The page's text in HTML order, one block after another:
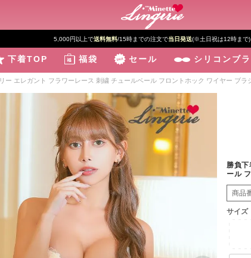
5,000円以上で送料無料/15時までの注文で当日発送(※土日祝は12時まで)
下着TOP 福袋 セール シリコンブラ
ー エレガント フラワーレース 刺繍 チュールベール フロントホック ワイヤー ブラ
勝負
ール
商品
サイズ